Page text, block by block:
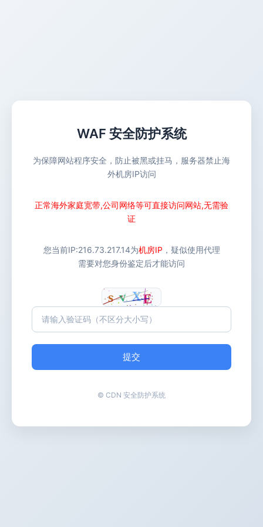
WAF 安全防护系统
为保障网站程序安全，防止被黑或挂马，服务器禁止海
外机房IP访问
正常海外家庭宽带,公司网络等可直接访问网站,无需验
证
您当前IP:216.73.217.14为机房IP ，疑似使用代理
需要对您身份鉴定后才能访问
提交
© CDN 安全防护系统